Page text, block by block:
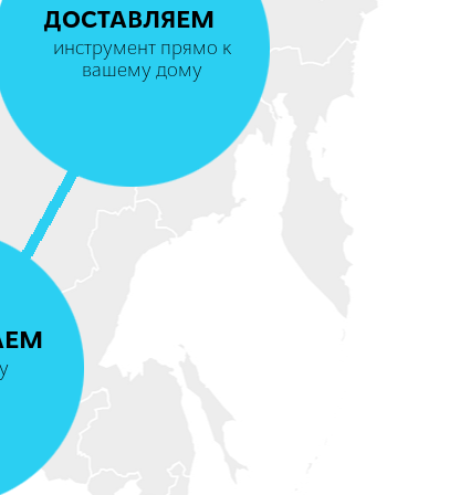
ДОСТАВЛЯЕМ
инструмент прямо к
вашему дому